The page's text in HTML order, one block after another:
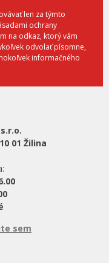
len za týmto
ochrany
na odkaz, ktorý vám
odvolať písomne,
informačného
s.r.o.
01 Žilina
sem